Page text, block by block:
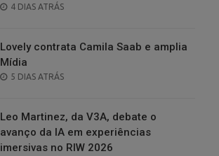
POSTED
4 DIAS ATRÁS
Lovely contrata Camila Saab e amplia
Mídia
POSTED
5 DIAS ATRÁS
Leo Martinez, da V3A, debate o
avanço da IA em experiências
imersivas no RIW 2026